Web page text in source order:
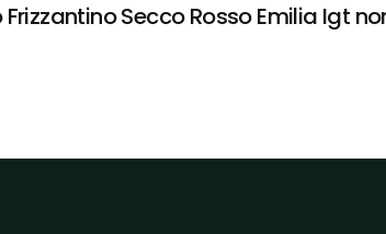
Secco Rosso Emilia Igt